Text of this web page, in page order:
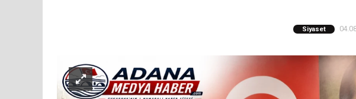
Siyaset